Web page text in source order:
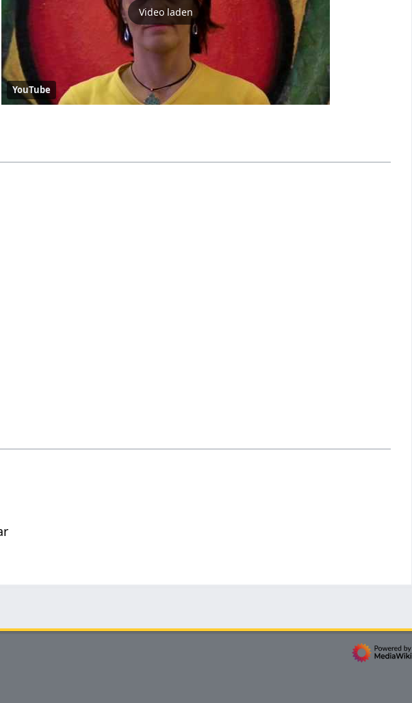
Video laden
YouTube